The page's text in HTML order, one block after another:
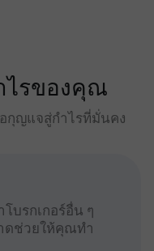
ไรของคุณ
กุญแจสู่กำไรที่มั่นคง
บรกเกอร์อื่น ๆ
ดช่วยให้คุณทำ